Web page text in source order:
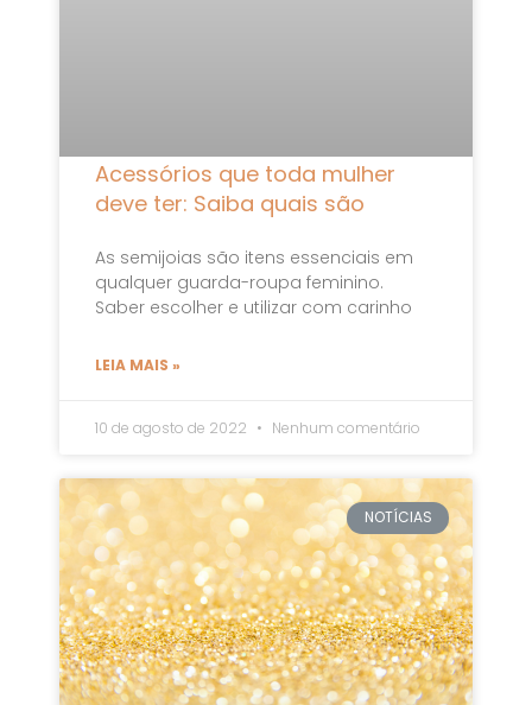
Acessórios que toda mulher
deve ter: Saiba quais são
As semijoias são itens essenciais em
qualquer guarda-roupa feminino.
Saber escolher e utilizar com carinho
LEIA MAIS »
10 de agosto de 2022 Nenhum comentário
NOTÍCIAS